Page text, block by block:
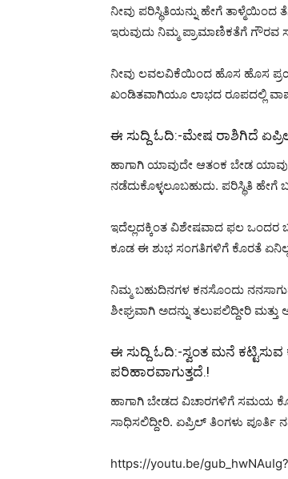
ನೀವು ಪರಿಸ್ಥಿತಿಯನ್ನು ಹೇಗೆ ತಾಳ್ಮೆಯಿಂದ
ಇರುವುದು ನಿಮ್ಮ ಪ್ರಾಮಾಣಿಕತೆಗೆ ಗೌರವ
ನೀವು ಲವಲವಿಕೆಯಿಂದ ಹೊಸ ಹೊಸ
ಖಂಡಿತವಾಗಿಯೂ ಲಾಭದ ರೂಪದಲ್ಲಿ
ಈ ಸುದ್ದಿ ಓದಿ:-ಮೇಷ ರಾಶಿಗಿದೆ
ಹಾಗಾಗಿ ಯಾವುದೇ ಆತಂಕ ಬೇಡ
ನಡೆದುಕೊಳ್ಳಲೂಬಹುದು. ಪರಿಸ್ಥಿತಿ ಹೇಗೆ
ಇದೆಲ್ಲದಕ್ಕಿಂತ ವಿಶೇಷವಾದ ಫಲ
ಕೂಡ ಈ ಶುಭ ಸಂಗತಿಗಳಿಗೆ ಕೊರತೆ
ನಿಮ್ಮ ಬಹುದಿನಗಳ ಕನಸೊಂದು
ಶೀಘ್ರವಾಗಿ ಅದನ್ನು ತಲುಪಲಿದ್ದೀರಿ
ಈ ಸುದ್ದಿ ಓದಿ:-ಸ್ವಂತ ಮನೆ
ಪರಿಹಾರವಾಗುತ್ತದೆ.!
ಹಾಗಾಗಿ ಬೇಡದ ವಿಚಾರಗಳಿಗೆ ಸಮಯ
ಸಾಧಿಸಲಿದ್ದೀರಿ. ಏಪ್ರಿಲ್ ತಿಂಗಳು ಪೂರ್ತಿ
https://youtu.be/